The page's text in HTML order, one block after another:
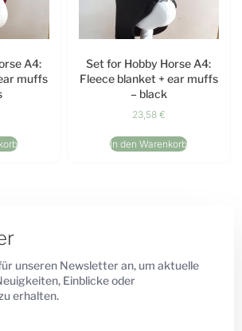
A4:
muffs
Set for Hobby Horse A4:
Fleece blanket + ear muffs
– black
23,58 €
In den Warenkorb
unseren Newsletter an, um aktuelle
Einblicke oder
erhalten.